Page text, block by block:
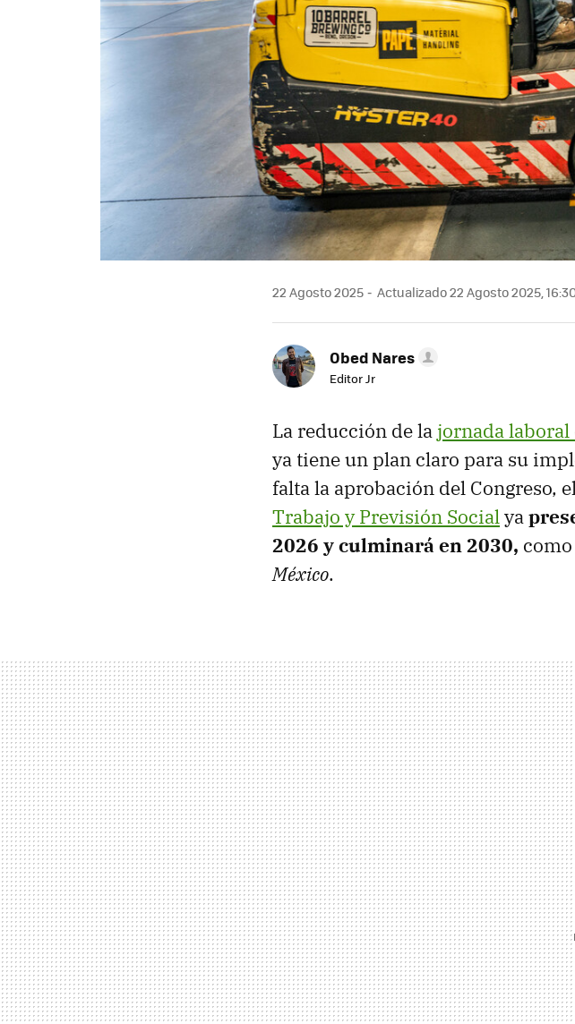
22 Agosto 2025 Actualizado 22 Agosto 2025,
Obed Nares
Editor Jr
La reducción de la jornada laboral
ya tiene un plan claro para su
falta la aprobación del Congreso,
Trabajo y Previsión Socialya
2026 y culminará en 2030,
México.